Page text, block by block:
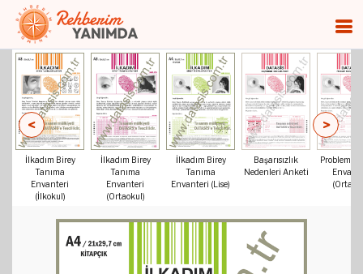
< >
İlkadım Birey
Tanıma
Envanteri
(İlkokul)
İlkadım Birey
Tanıma
Envanteri
(Ortaokul)
İlkadım Birey
Tanıma
Envanteri (Lise)
Başarısızlık
Nedenleri Anketi
Problem